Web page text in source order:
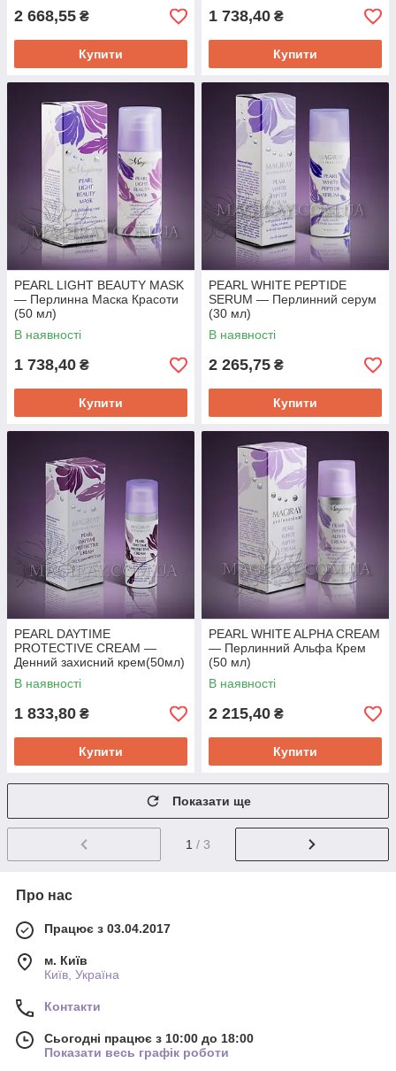
2 668,55 ₴
Купити
1 738,40 ₴
Купити
PEARL LIGHT BEAUTY MASK
— Перлинна Маска Красоти
(50 мл)
В наявності
1 738,40 ₴
Купити
PEARL WHITE PEPTIDE
SERUM — Перлинний серум
(30 мл)
В наявності
2 265,75 ₴
Купити
PEARL DAYTIME
PROTECTIVE CREAM —
Денний захисний крем(50мл)
В наявності
1 833,80 ₴
Купити
PEARL WHITE ALPHA CREAM
— Перлинний Альфа Крем
(50 мл)
В наявності
2 215,40 ₴
Купити
Показати ще
1 / 3
Про нас
Працює з 03.04.2017
м. Київ
Київ, Україна
Контакти
Сьогодні працює з 10:00 до 18:00
Показати весь графік роботи